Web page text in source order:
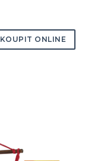
KOUPIT ONLINE